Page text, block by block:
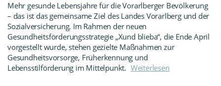
Mehr gesunde Lebensjahre für die Vorarlberger Bevölkerung
– das ist das gemeinsame Ziel des Landes Vorarlberg und der
Sozialversicherung. Im Rahmen der neuen
Gesundheitsförderungsstrategie „Xund blieba“, die Ende April
vorgestellt wurde, stehen gezielte Maßnahmen zur
Gesundheitsvorsorge, Früherkennung und
Lebensstilförderung im Mittelpunkt. Weiterlesen